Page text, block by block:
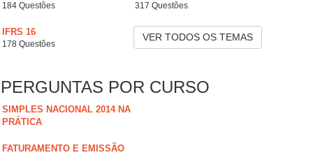
184 Questões 317 Questões
IFRS 16
178 Questões
VER TODOS OS TEMAS
PERGUNTAS POR CURSO
SIMPLES NACIONAL 2014 NA
PRÁTICA
FATURAMENTO E EMISSÃO